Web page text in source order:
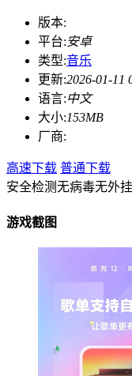
版本:
平台:安卓
类型:音乐
更新:2026-01-11
语言:中文
大小:153MB
厂商:
高速下载 普通下载
安全检测无病毒无外挂
游戏截图